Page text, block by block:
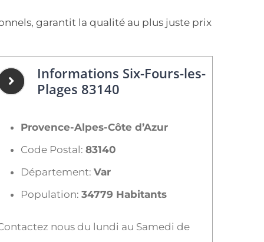
garantit la qualité au plus juste prix
Informations Six-Fours-les-
Plages 83140
Provence-Alpes-Côte d’Azur
Code Postal:83140
Département:Var
Population:34779 Habitants
nous du lundi au Samedi de